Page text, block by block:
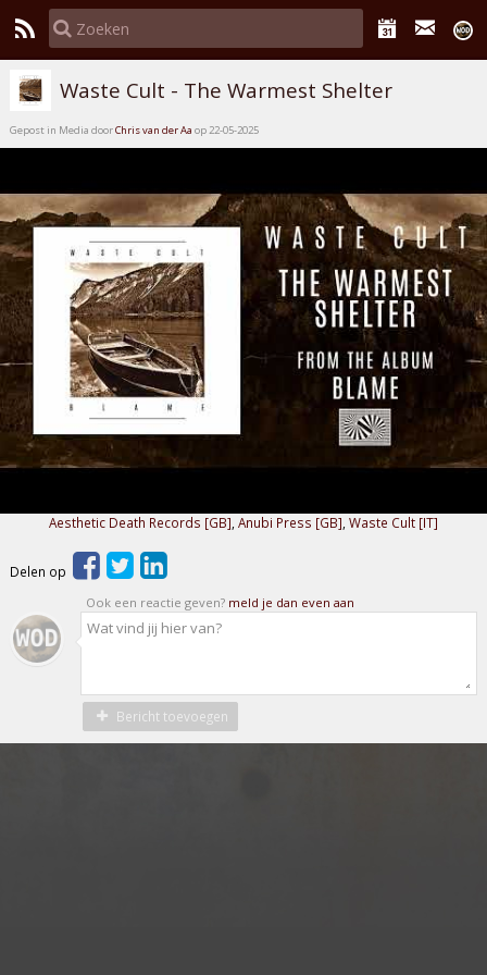
Waste Cult - The Warmest Shelter
Gepost in Media doorChris van der Aa op 22-05-2025
Aesthetic Death Records [GB] Anubi Press [GB] Waste Cult [IT]
Delen op
Ook een reactie geven? meld je dan even aan
Bericht toevoegen